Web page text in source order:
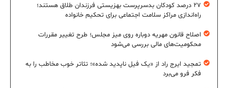
۲۷ درصد کودکان بدسرپرست بهزیستی فرزندان طلاق هستند؛
راه‌اندازی مراکز سلامت اجتماعی برای تحکیم خانواده
اصلاح قانون مهریه دوباره روی میز مجلس؛ طرح تغییر مقررات
محکومیت‌های مالی بررسی می‌شود
تمجید ایرج راد از «یک فیل ناپدید شده»؛ تئاتر خوب مخاطب را به
فکر فرو می‌برد